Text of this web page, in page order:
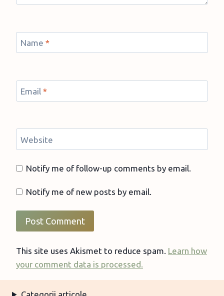
Name *
Email *
Website
Notify me of follow-up comments by email.
Notify me of new posts by email.
This site uses Akismet to reduce spam. Learn how
your comment data is processed.